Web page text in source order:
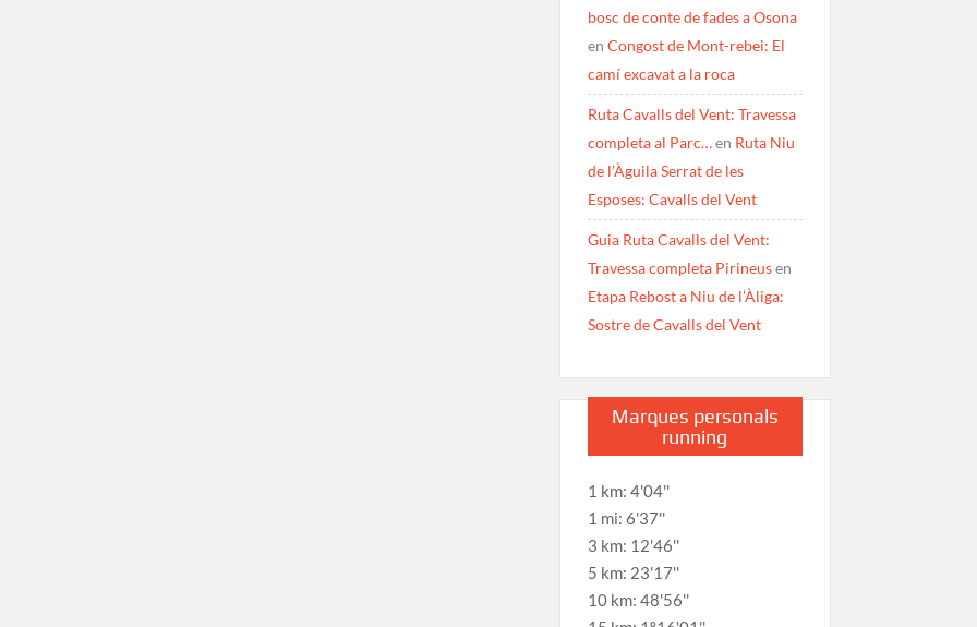
bosc de conte de fades a Osona
en Congost de Mont-rebei: El
camí excavat a la roca
Ruta Cavalls del Vent: Travessa
completa al Parc…en Ruta Niu
de l’Àguila Serrat de les
Esposes: Cavalls del Vent
Guia Ruta Cavalls del Vent:
Travessa completa Pirineusen
Etapa Rebost a Niu de l’Àliga:
Sostre de Cavalls del Vent
Marques personals
running
1 km: 4'04''
1 mi: 6'37''
3 km: 12'46''
5 km: 23'17''
10 km: 48'56''